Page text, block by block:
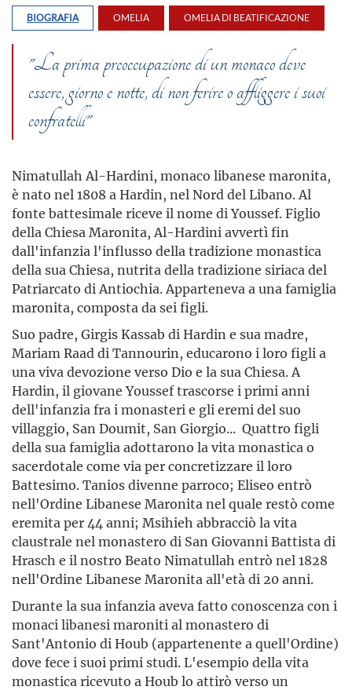
BIOGRAFIA OMELIA OMELIA DI BEATIFICAZIONE
"La prima preoccupazione di un monaco deve
essere, giorno e notte, di non ferire o affliggere i suoi
confratelli"
Nimatullah Al-Hardini, monaco libanese maronita,
è nato nel 1808 a Hardin, nel Nord del Libano. Al
fonte battesimale riceve il nome di Youssef. Figlio
della Chiesa Maronita, Al-Hardini avvertì fin
dall'infanzia l'influsso della tradizione monastica
della sua Chiesa, nutrita della tradizione siriaca del
Patriarcato di Antiochia. Apparteneva a una famiglia
maronita, composta da sei figli.
Suo padre, Girgis Kassab di Hardin e sua madre,
Mariam Raad di Tannourin, educarono i loro figli a
una viva devozione verso Dio e la sua Chiesa. A
Hardin, il giovane Youssef trascorse i primi anni
dell'infanzia fra i monasteri e gli eremi del suo
villaggio, San Doumit, San Giorgio... Quattro figli
della sua famiglia adottarono la vita monastica o
sacerdotale come via per concretizzare il loro
Battesimo. Tanios divenne parroco; Eliseo entrò
nell'Ordine Libanese Maronita nel quale restò come
eremita per 44 anni; Msihieh abbracciò la vita
claustrale nel monastero di San Giovanni Battista di
Hrasch e il nostro Beato Nimatullah entrò nel 1828
nell'Ordine Libanese Maronita all'età di 20 anni.
Durante la sua infanzia aveva fatto conoscenza con i
monaci libanesi maroniti al monastero di
Sant'Antonio di Houb (appartenente a quell'Ordine)
dove fece i suoi primi studi. L'esempio della vita
monastica ricevuto a Houb lo attirò verso un